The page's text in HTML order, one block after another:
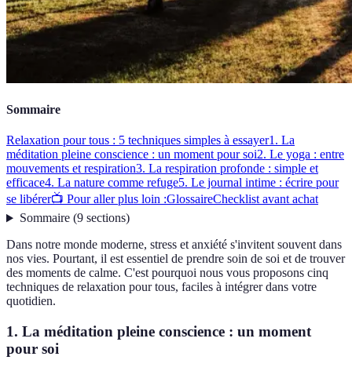
Sommaire
Relaxation pour tous : 5 techniques simples à essayer1. La
méditation pleine conscience : un moment pour soi2. Le yoga : entre
mouvements et respiration3. La respiration profonde : simple et
efficace4. La nature comme refuge5. Le journal intime : écrire pour
se libérer📺 Pour aller plus loin :GlossaireChecklist avant achat
Sommaire(9 sections)
Dans notre monde moderne, stress et anxiété s'invitent souvent dans
nos vies. Pourtant, il est essentiel de prendre soin de soi et de trouver
des moments de calme. C'est pourquoi nous vous proposons cinq
techniques de relaxation pour tous, faciles à intégrer dans votre
quotidien.
1. La méditation pleine conscience : un moment
pour soi